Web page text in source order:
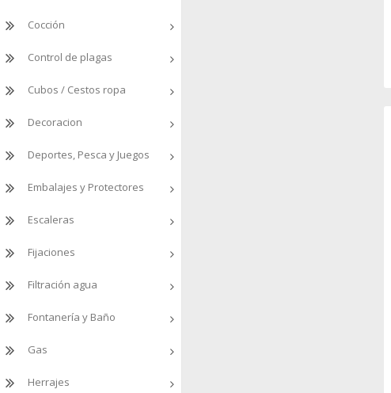
Cocción
Control de plagas
Cubos / Cestos ropa
Decoracion
Deportes, Pesca y Juegos
Embalajes y Protectores
Escaleras
Fijaciones
Filtración agua
Fontanería y Baño
Gas
Herrajes